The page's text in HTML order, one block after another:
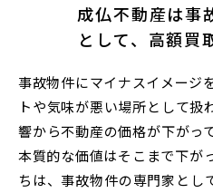
成仏不動産は事
として、高額買
事故物件にマイナスイメージ
トや気味が悪い場所として扱
響から不動産の価格が下がっ
本質的な価値はそこまで下が
ちは、事故物件の専門家とし